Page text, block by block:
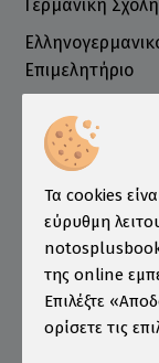
Γερμανική
Επιμελητήριο
Τρόποι
Τρόποι
Εγγύηση -
Όροι χρήσης
Τα cookies
εύρυθμη
της online
Επιλέξτε
ορίσετε τις